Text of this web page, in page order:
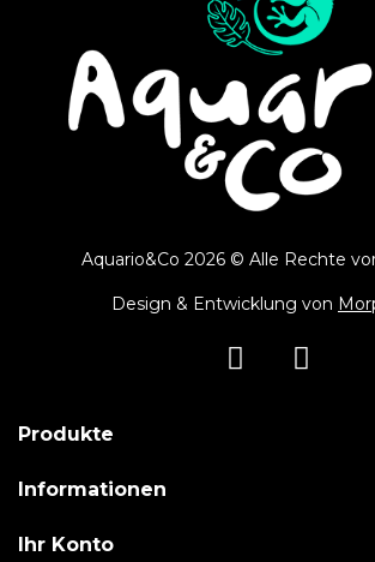
Aquario&Co 2026 © Alle Rechte
Design & Entwicklung von
Produkte
Informationen
Ihr Konto